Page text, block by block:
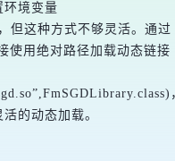
环境变量
但这种方式不够灵活。通过
使用绝对路径加载动态链接
的动态加载。